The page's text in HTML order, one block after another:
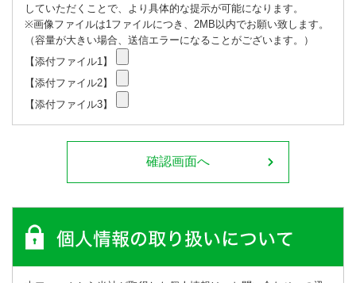
していただくことで、より具体的な提示が可能になります。
※画像ファイルは1ファイルにつき、2MB以内でお願い致します。
（容量が大きい場合、送信エラーになることがございます。）
【添付ファイル1】
【添付ファイル2】
【添付ファイル3】